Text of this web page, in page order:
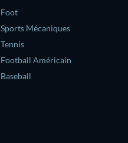
Foot
Sports Mécaniques
Tennis
Football Américain
Baseball